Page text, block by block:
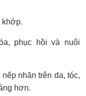
khớp.
phục hồi và nuôi
nhăn trên da, tóc,
hơn.